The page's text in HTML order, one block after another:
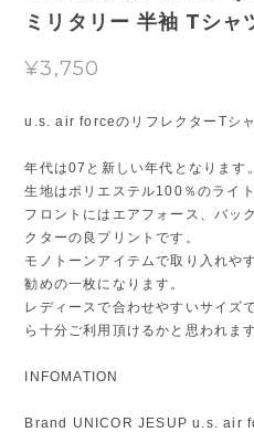
ミリタリー 半袖 Tシ
¥3,750
u.s. air forceのリフレクターTシャ
年代は07と新しい年代となります。
生地はポリエステル100％のライ
フロントにはエアフォース、バッ
クターの良プリントです。
モノトーンアイテムで取り入れや
勧めの一枚になります。
レディースで合わせやすいサイズ
ら十分ご利用頂けるかと思われます
INFOMATION
Brand UNICOR JESUP u.s. air